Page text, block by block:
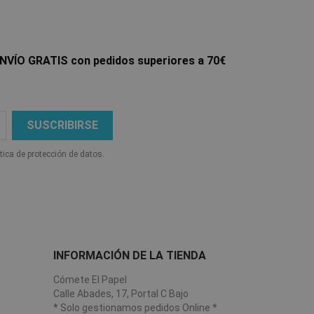
GRATIS con pedidos superiores a 70€
de protección de datos.
INFORMACIÓN DE LA TIENDA
Cómete El Papel
Calle Abades, 17, Portal C Bajo
* Solo gestionamos pedidos Online *